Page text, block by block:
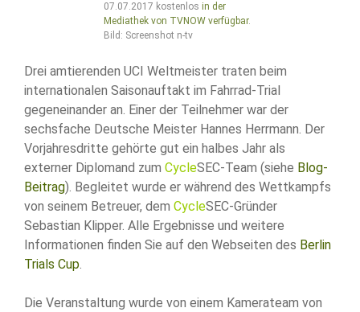
07.07.2017 kostenlos in der
Mediathek von TVNOW verfügbar.
Bild: Screenshot n-tv
Drei amtierenden UCI Weltmeister traten beim
internationalen Saisonauftakt im Fahrrad-Trial
gegeneinander an. Einer der Teilnehmer war der
sechsfache Deutsche Meister Hannes Herrmann. Der
Vorjahresdritte gehörte gut ein halbes Jahr als
externer Diplomand zum CycleSEC-Team (siehe Blog-
Beitrag). Begleitet wurde er während des Wettkampfs
von seinem Betreuer, dem CycleSEC-Gründer
Sebastian Klipper. Alle Ergebnisse und weitere
Informationen finden Sie auf den Webseiten des Berlin
Trials Cup.
Die Veranstaltung wurde von einem Kamerateam von